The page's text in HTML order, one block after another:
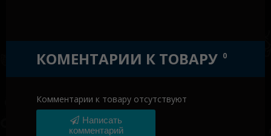
КОМЕНТАРИИ К ТОВАРУ 0
Комментарии к товару отсутствуют
Написать
комментарий